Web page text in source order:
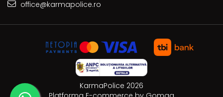
office@karmapolice.ro
KarmaPolice 2026